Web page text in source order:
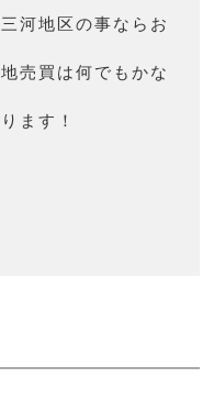
河地区の事ならお
売買は何でもかな
ます！